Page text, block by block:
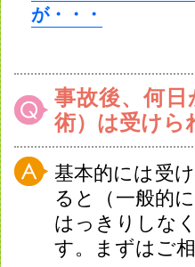
が・・・
事故後、何
術）は受けら
基本的には受
ると（一般的
はっきりしな
す。まずはご